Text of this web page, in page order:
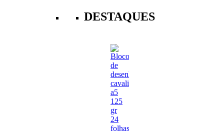
DESTAQUES